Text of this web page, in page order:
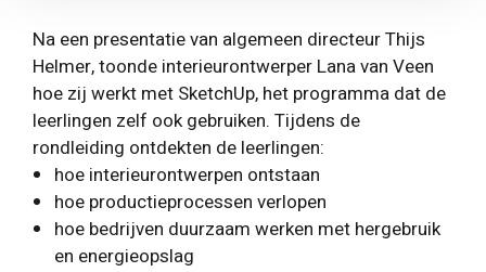
Na een presentatie van algemeen directeur Thijs
Helmer, toonde interieurontwerper Lana van Veen
hoe zij werkt met SketchUp, het programma dat de
leerlingen zelf ook gebruiken. Tijdens de
rondleiding ontdekten de leerlingen:
hoe interieurontwerpen ontstaan
hoe productieprocessen verlopen
hoe bedrijven duurzaam werken met hergebruik
en energieopslag